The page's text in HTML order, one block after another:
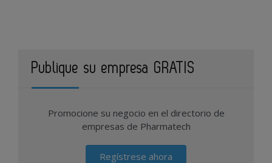
Publique su empresa GRATIS
Promocione su negocio en el directorio de
empresas de Pharmatech
Regístrese ahora